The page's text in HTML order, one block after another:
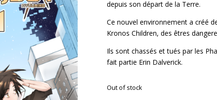
depuis son départ de la Terre.
Ce nouvel environnement a créé
Kronos Children, des êtres
Ils sont chassés et tués par les
fait partie Erin Dalverick.
Out of stock